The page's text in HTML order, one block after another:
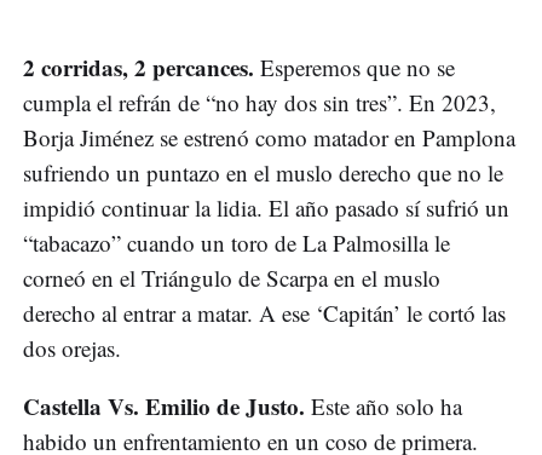
2 corridas, 2 percances. Esperemos que no se
cumpla el refrán de “no hay dos sin tres”. En 2023,
Borja Jiménez se estrenó como matador en Pamplona
sufriendo un puntazo en el muslo derecho que no le
impidió continuar la lidia. El año pasado sí sufrió un
“tabacazo” cuando un toro de La Palmosilla le
corneó en el Triángulo de Scarpa en el muslo
derecho al entrar a matar. A ese ‘Capitán’ le cortó las
dos orejas.
Castella Vs. Emilio de Justo. Este año solo ha
habido un enfrentamiento en un coso de primera.